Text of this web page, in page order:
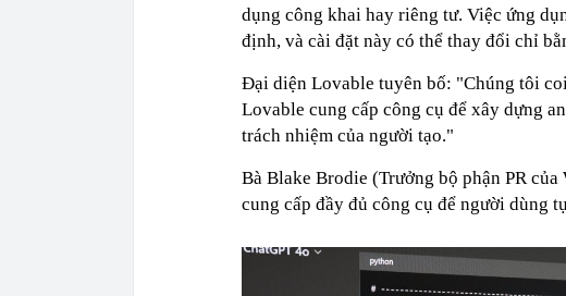
dụng công khai hay riêng tư. Việc ứng
định, và cài đặt này có thể thay đổi chỉ
Đại diện Lovable tuyên bố: "Chúng tôi
Lovable cung cấp công cụ để xây dựng
trách nhiệm của người tạo."
Bà Blake Brodie (Trưởng bộ phận PR
cung cấp đầy đủ công cụ để người dùng